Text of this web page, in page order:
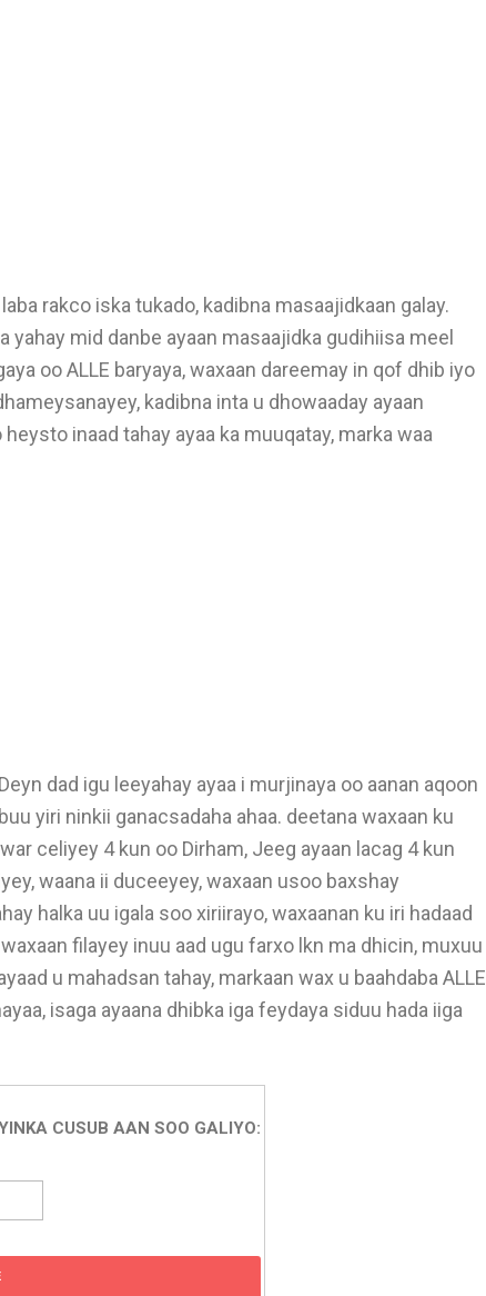
laba rakco iska tukado, kadibna masaajidkaan galay.
yahay mid danbe ayaan masaajidka gudihiisa meel
oo ALLE baryaya, waxaan dareemay in qof dhib iyo
kadibna inta u dhowaaday ayaan
inaad tahay ayaa ka muuqatay, marka waa
Deyn dad igu leeyahay ayaa i murjinaya oo aanan aqoon
yiri ninkii ganacsadaha ahaa. deetana waxaan ku
celiyey 4 kun oo Dirham, Jeeg ayaan lacag 4 kun
waana ii duceeyey, waxaan usoo baxshay
halka uu igala soo xiriirayo, waxaanan ku iri hadaad
filayey inuu aad ugu farxo lkn ma dhicin, muxuu
u mahadsan tahay, markaan wax u baahdaba ALLE
isaga ayaana dhibka iga feydaya siduu hada iiga
CUSUB AAN SOO GALIYO: